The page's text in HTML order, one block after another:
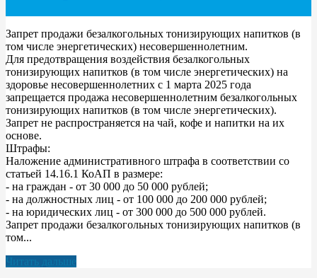
Запрет продажи безалкогольных тонизирующих напитков (в
том числе энергетических) несовершеннолетним.
Для предотвращения воздействия безалкогольных
тонизирующих напитков (в том числе энергетических) на
здоровье несовершеннолетних с 1 марта 2025 года
запрещается продажа несовершеннолетним безалкогольных
тонизирующих напитков (в том числе энергетических).
Запрет не распространяется на чай, кофе и напитки на их
основе.
Штрафы:
Наложение административного штрафа в соответствии со
статьей 14.16.1 КоАП в размере:
- на граждан - от 30 000 до 50 000 рублей;
- на должностных лиц - от 100 000 до 200 000 рублей;
- на юридических лиц - от 300 000 до 500 000 рублей.
Запрет продажи безалкогольных тонизирующих напитков (в
том...
Читать дальше